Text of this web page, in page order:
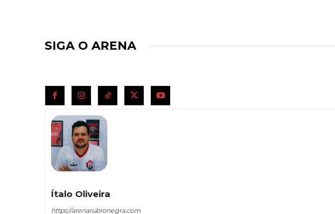
SIGA O ARENA
Ítalo Oliveira
https://arenarubronegra.com